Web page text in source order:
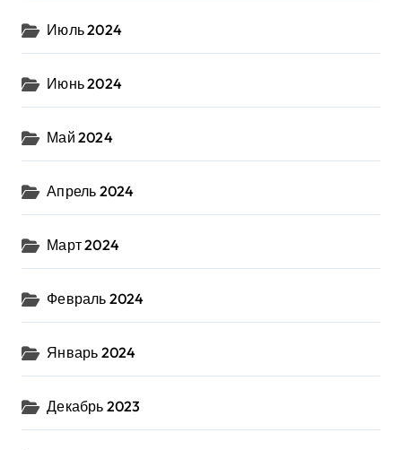
Июль 2024
Июнь 2024
Май 2024
Апрель 2024
Март 2024
Февраль 2024
Январь 2024
Декабрь 2023